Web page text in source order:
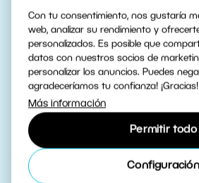
Con tu consentimiento, nos gustaría
web, analizar su rendimiento y
personalizados. Es posible que
datos con nuestros socios de
personalizar los anuncios. Puedes
agradeceríamos tu confianza! ¡Gracias!
Más información
Permitir todo
Configuración
Highlights Presets
Descargar